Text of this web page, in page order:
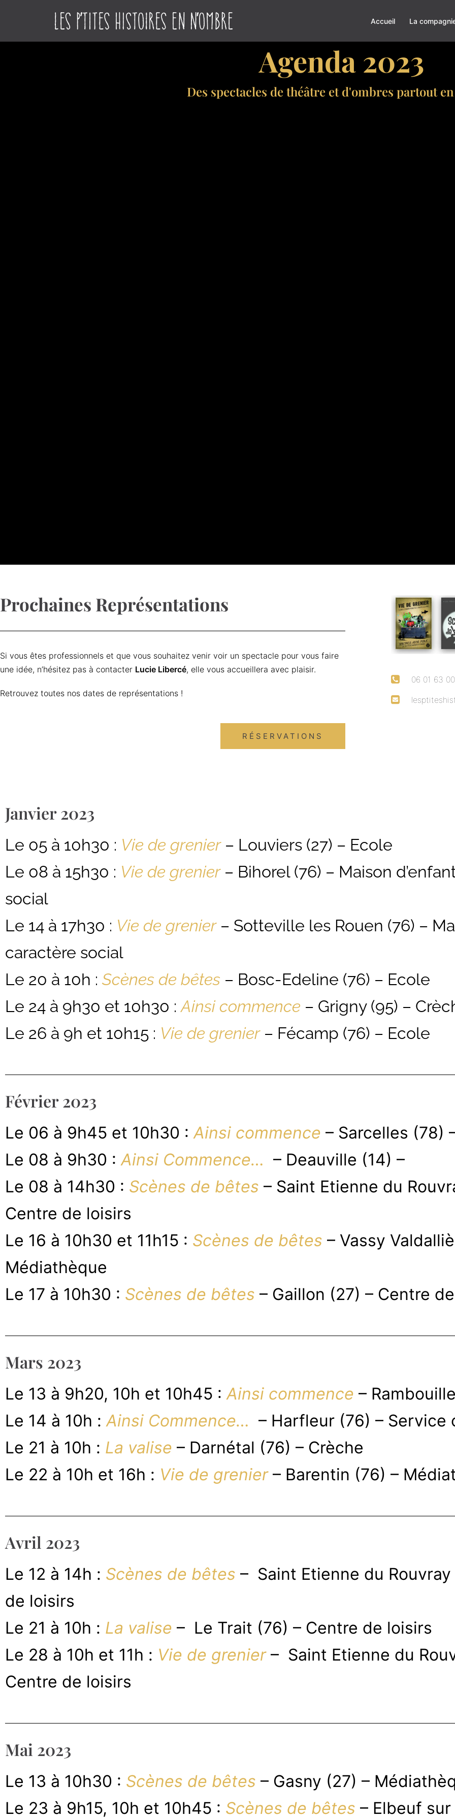
Accueil La
Agenda 2023
Des spectacles de théâtre et d'ombres partout
Prochaines Représentations
Si vous êtes professionnels et que vous souhaitez venir voir un spectacle pour vous faire
une idée, n’hésitez pas à contacter Lucie Libercé, elle vous accueillera avec plaisir.
Retrouvez toutes nos dates de représentations !
RÉSERVATIONS
06 01 63
Janvier 2023
Le 05 à 10h30 : Vie de grenier– Louviers (27) – Ecole
Le 08 à 15h30 : Vie de grenier– Bihorel (76) – Maison
social
Le 14 à 17h30 : Vie de grenier– Sotteville les Rouen (76) –
caractère social
Le 20 à 10h : Scènes de bêtes – Bosc-Edeline (76) – Ecole
Le 24 à 9h30 et 10h30 :Ainsi commence – Grigny (95) –
Le 26 à 9h et 10h15 : Vie de grenier– Fécamp (76) – Ecole
Février 2023
Le 06 à 9h45 et 10h30 :Ainsi commence – Sarcelles (78)
Le 08 à 9h30 :Ainsi Commence… – Deauville (14) –
Le 08 à 14h30 : Scènes de bêtes – Saint Etienne du
Centre de loisirs
Le 16 à 10h30 et 11h15 : Scènes de bêtes – Vassy
Médiathèque
Le 17 à 10h30 : Scènes de bêtes – Gaillon (27) – Centre
Mars 2023
Le 13 à 9h20, 10h et 10h45 :Ainsi commence –
Le 14 à 10h :Ainsi Commence… – Harfleur (76) – Service
Le 21 à 10h : La valise – Darnétal (76) – Crèche
Le 22 à 10h et 16h : Vie de grenier – Barentin (76) –
Avril 2023
Le 12 à 14h : Scènes de bêtes – Saint Etienne du
de loisirs
Le 21 à 10h : La valise – Le Trait (76) – Centre de loisirs
Le 28 à 10h et 11h : Vie de grenier – Saint Etienne du
Centre de loisirs
Mai 2023
Le 13 à 10h30 : Scènes de bêtes – Gasny (27) –
Le 23 à 9h15, 10h et 10h45 : Scènes de bêtes – Elbeuf